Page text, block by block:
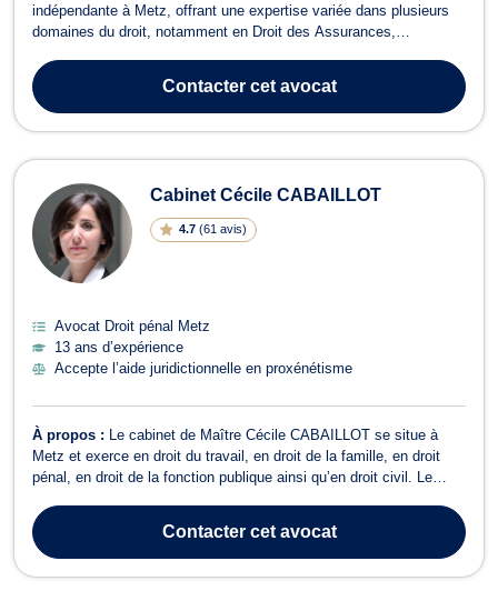
indépendante à Metz, offrant une expertise variée dans plusieurs
domaines du droit, notamment en Droit des Assurances,
Droit des Affaires, Droit de l'immobilier, Droit des Contrats, Droit de
la Famille, Droit ro... Contactercet avocat
Cabinet Cécile CABAILLOT
4.7 (61 avis)
Avocat Droit pénal Metz
13 ans d’expérience
Accepte l’aide juridictionnelle en proxénétisme
À propos : Le cabinet de Maître Cécile CABAILLOT se situe à
Metz et exerce en droit du travail, en droit de la famille, en droit
pénal, en droit de la fonction publique ainsi qu’en droit civil. Le
au droit du travail et de la sécurité sociale. Ainsi, s'agissant du
droit du ...
Contactercet avocat